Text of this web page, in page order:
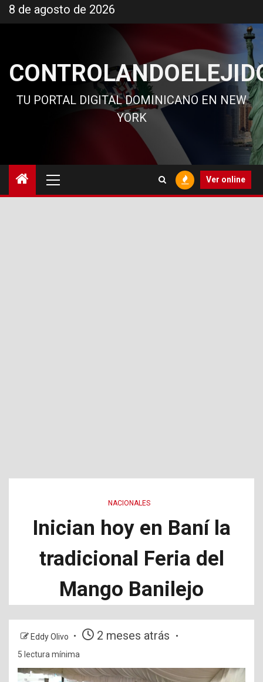
al
8 de agosto de 2026
TU PORTAL DIGITAL DOMINICANO EN NEW
YORK
principal
Ver online
NACIONALES
Inician hoy en Baní la
tradicional Feria del
Mango Banilejo
Eddy Olivo 2 meses atrás
5 lectura mínima